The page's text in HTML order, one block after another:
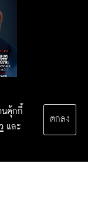
นคุ้กกี้
และ
ตกลง